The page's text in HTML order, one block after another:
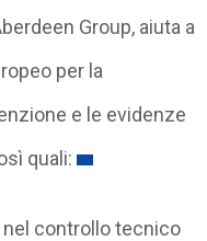
Group, aiuta a
per la
e le evidenze
quali:
controllo tecnico